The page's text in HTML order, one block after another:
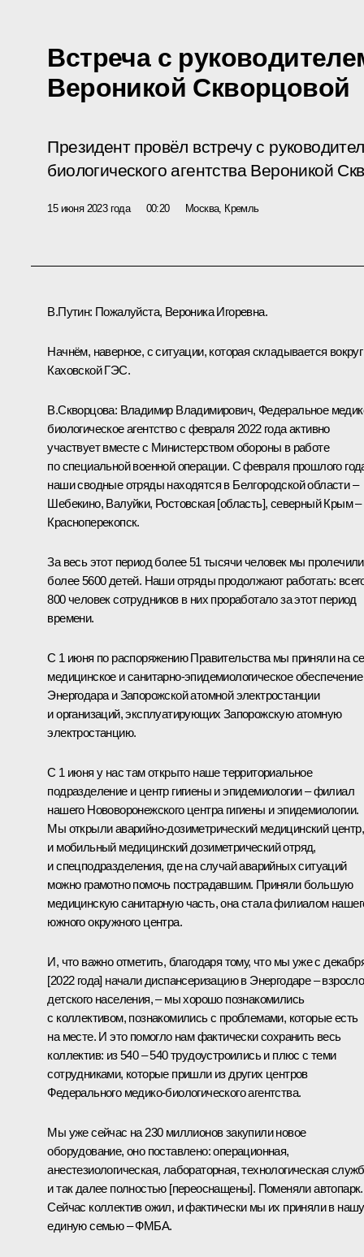
Встреча с
Вероникой Скворцовой
Президент провёл встречу с
биологического агентства Вероникой
15 июня 2023 года 00:20 Москва, Кремль
В.Путин: Пожалуйста, Вероника Игоревна.
Начнём, наверное, с ситуации, которая складывается вокруг
Каховской ГЭС.
В.Скворцова: Владимир Владимирович, Федеральное
биологическое агентство с февраля 2022 года активно
участвует вместе с Министерством обороны в работе
по специальной военной операции. С февраля прошлого
наши сводные отряды находятся в Белгородской области –
Шебекино, Валуйки, Ростовская [область], северный Крым –
Красноперекопск.
За весь этот период более 51 тысячи человек мы
более 5600 детей. Наши отряды продолжают работать:
800 человек сотрудников в них проработало за этот период
времени.
С 1 июня по распоряжению Правительства мы приняли на
медицинское и санитарно-эпидемиологическое обеспечение
Энергодара и Запорожской атомной электростанции
и организаций, эксплуатирующих Запорожскую атомную
электростанцию.
С 1 июня у нас там открыто наше территориальное
подразделение и центр гигиены и эпидемиологии – филиал
нашего Нововоронежского центра гигиены и эпидемиологии.
Мы открыли аварийно-дозиметрический медицинский центр,
и мобильный медицинский дозиметрический отряд,
и спецподразделения, где на случай аварийных ситуаций
можно грамотно помочь пострадавшим. Приняли большую
медицинскую санитарную часть, она стала филиалом
южного окружного центра.
И, что важно отметить, благодаря тому, что мы уже с
[2022 года] начали диспансеризацию в Энергодаре –
детского населения, – мы хорошо познакомились
с коллективом, познакомились с проблемами, которые есть
на месте. И это помогло нам фактически сохранить весь
коллектив: из 540 – 540 трудоустроились и плюс с теми
сотрудниками, которые пришли из других центров
Федерального медико-биологического агентства.
Мы уже сейчас на 230 миллионов закупили новое
оборудование, оно поставлено: операционная,
анестезиологическая, лабораторная, технологическая
и так далее полностью [переоснащены]. Поменяли автопарк.
Сейчас коллектив ожил, и фактически мы их приняли в нашу
единую семью – ФМБА.